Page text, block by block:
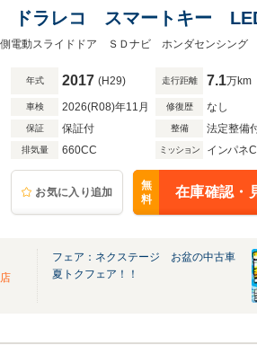
ラレコ スマートキー
ビーム 車線逸脱警報 オー
年式 2017 (H29) 走行距離 7.1万km
車検 2026(R08)年11月 修復歴 なし
保証 保証付 整備 法定整備
排気量 660CC ミッション インパネ
お気に入り追加
無
料
在庫確認・
フェア：ネクステージ お盆の中古車
夏トクフェア！！